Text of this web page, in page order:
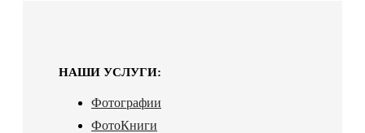
НАШИ УСЛУГИ:
Фотографии
ФотоКниги